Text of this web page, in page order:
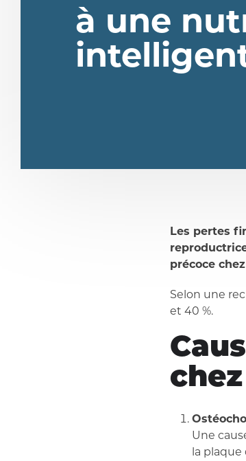
à une
Les pertes
précoce
Selon une
et 40 %.
Une
la